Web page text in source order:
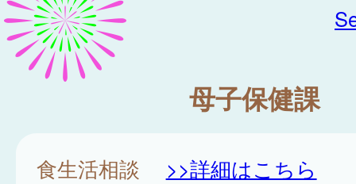
母子保健課
食生活相談 >>詳細はこちら